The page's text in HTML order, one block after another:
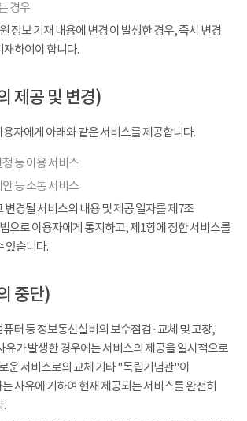
경우
정보 기재 내용에 변경 이 발생한 경우, 즉시 변경
재하여야 합니다.
제공 및 변경)
자에게 아래와 같은 서비스를 제공합니다.
등 이용 서비스
등 소통 서비스
경될 서비스의 내용 및 제공 일자를 제7조
으로 이용자에게 통지하고, 제1항에 정한 서비스를
있습니다.
중단)
터 등 정보통신설비의 보수점검 · 교체 및 고장,
유가 발생한 경우에는 서비스의 제공을 일시적으로
운 서비스로의 교체 기타 "독립기념관"이
사유에 기하여 현재 제공되는 서비스를 완전히
.